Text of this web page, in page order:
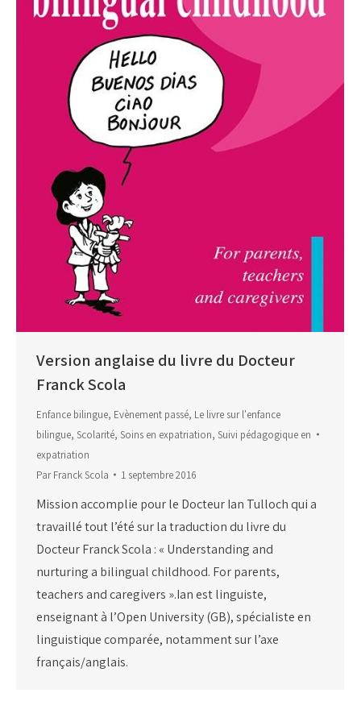
Version anglaise du livre du Docteur
Franck Scola
Enfance bilingue, Evènement passé, Le livre sur l'enfance
bilingue, Scolarité, Soins en expatriation, Suivi pédagogique en
expatriation
ParFranck Scola 1 septembre 2016
Mission accomplie pour le Docteur Ian Tulloch qui a
travaillé tout l’été sur la traduction du livre du
Docteur Franck Scola : « Understanding and
nurturing a bilingual childhood. For parents,
teachers and caregivers ».Ian est linguiste,
enseignant à l’Open University (GB), spécialiste en
linguistique comparée, notamment sur l’axe
français/anglais.